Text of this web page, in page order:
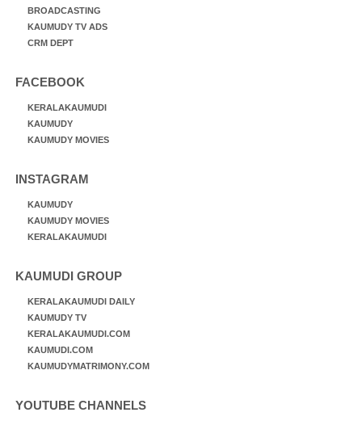
BROADCASTING
KAUMUDY TV ADS
CRM DEPT
FACEBOOK
KERALAKAUMUDI
KAUMUDY
KAUMUDY MOVIES
INSTAGRAM
KAUMUDY
KAUMUDY MOVIES
KERALAKAUMUDI
KAUMUDI GROUP
KERALAKAUMUDI DAILY
KAUMUDY TV
KERALAKAUMUDI.COM
KAUMUDI.COM
KAUMUDYMATRIMONY.COM
YOUTUBE CHANNELS